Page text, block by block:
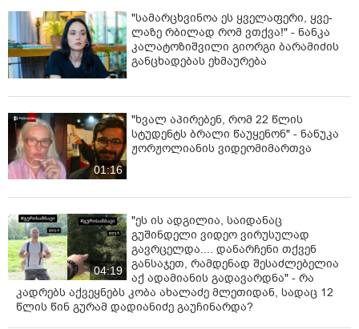
მნიშვნელოვანია, ყველა მშობელმა გაანალიზოს
საშიშროების ალბათობა და გამოიჩინოს
მაქსიმალური ყურადღება ბავშვის ინტერნეტთან
წვდომის დროს.
დაგვიკავშირდით ცხელ ხაზზე - 199, ან წარმოადგინეთ
განცხადება ან პირადად მოდით ჩვენს ოფისებში -
თბილისში, თელავში, ქუთაისში, ბათუმსა და
ზუგდიდში ან მოგვწერეთ სოციალურ ქსელში ან
უწყების მიერ გავრცელებულ ინფორმაციაში.
"სა­მარ­ცხვი­ნოა ეს ყვე­ლა­ფე­რი, ყვე­
ლა­ზე რბი­ლად რომ ვთქვა!" - ნანკა
კალატოზიშვილი გიორგი ბარამიძის
განცხადებას ეხმაურება
01:16
"ხვალ აპირებენ, რომ 22 წლის
სტუდენტს ბრალი წაუყენონ" - ნანუკა
ჟორჟოლიანის ვიდეომიმართვა
04:19
"ეს ის ადგილია, საიდანაც
გუშინდელი ვიდეო ვირუსულად
გავრცელდა.... დანარჩენი თქვენ
განსაჯეთ, რამდენად შესაძლებელია
აქ ადამიანის გადავარდნა" - რა
კადრებს აქვეყნებს კობა ახალაძე მლეთიდან, სადაც 12
წლის წინ გურამ დადიანიძე გაუჩინარდა?